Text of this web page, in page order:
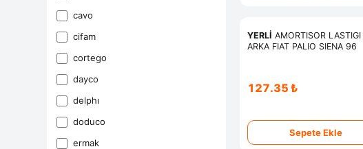
cavo
ci̇fam
cortego
dayco
delphi
doduco
ermak
YERLİ AMORTISOR LASTIGI
ARKA FIAT PALIO SIENA 96
127.35 ₺
Sepete Ekle